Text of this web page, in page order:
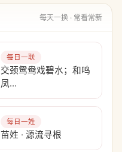
每天一换 · 常看常新
每日一联
交颈鸳鸯戏碧水；和鸣
凤…
每日一姓
苗姓 · 源流寻根